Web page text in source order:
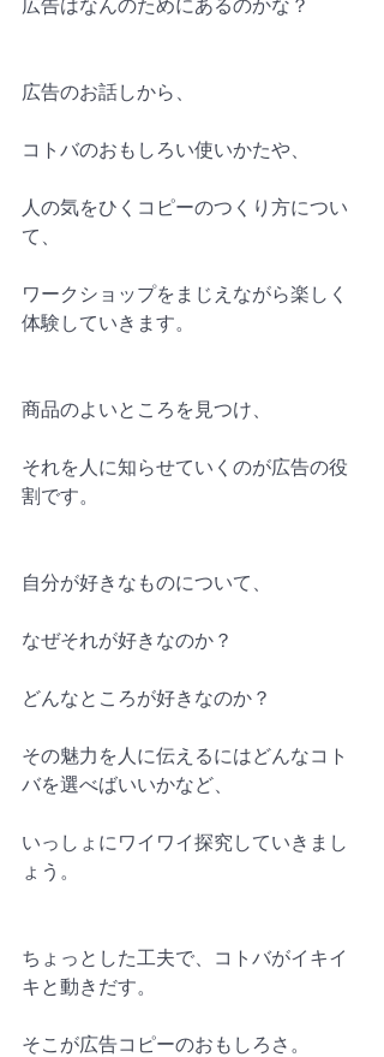
広告はなんのためにあるのかな？
広告のお話しから、
コトバのおもしろい使いかたや、
人の気をひくコピーのつくり方につい
て、
ワークショップをまじえながら楽しく
体験していきます。
商品のよいところを見つけ、
それを人に知らせていくのが広告の役
割です。
自分が好きなものについて、
なぜそれが好きなのか？
どんなところが好きなのか？
その魅力を人に伝えるにはどんなコト
バを選べばいいかなど、
いっしょにワイワイ探究していきまし
ょう。
ちょっとした工夫で、コトバがイキイ
キと動きだす。
そこが広告コピーのおもしろさ。